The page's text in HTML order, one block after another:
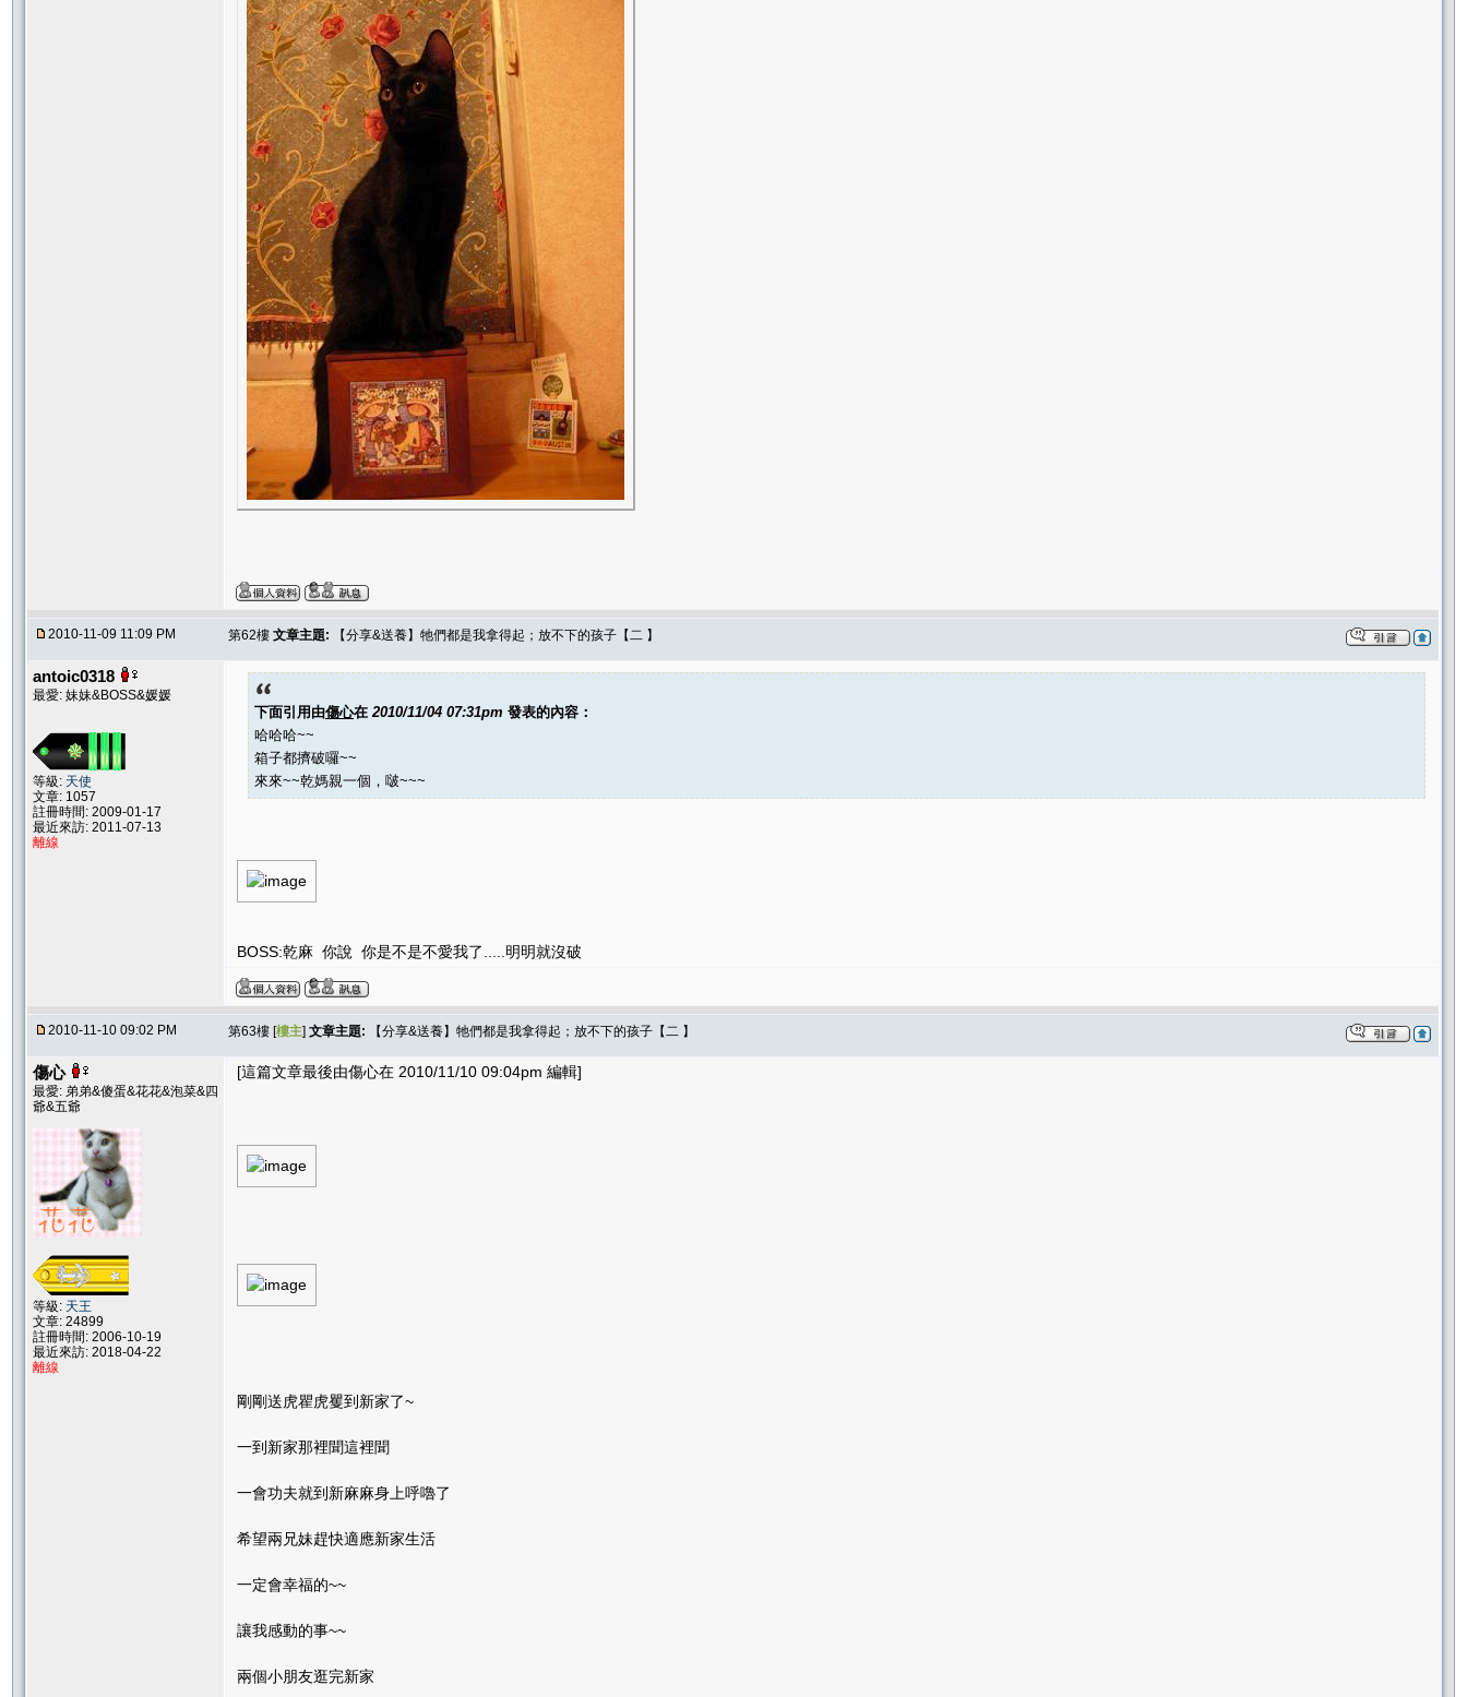
2010-11-09 11:09 PM 第62樓 文章主題: 【分享&送養】牠們都是我拿得起；放不下的孩子【二 】
antoic0318
最愛: 妹妹&BOSS&媛媛
等級: 天使
文章: 1057
註冊時間: 2009-01-17
最近來訪: 2011-07-13
離線
下面引用由傷心在 2010/11/04 07:31pm 發表的內容：
哈哈哈~~
箱子都擠破囉~~
來來~~乾媽親一個，啵~~~
BOSS:乾麻 你說 你是不是不愛我了.....明明就沒破
2010-11-10 09:02 PM 第63樓 [樓主] 文章主題: 【分享&送養】牠們都是我拿得起；放不下的孩子【二 】
傷心
最愛: 弟弟&傻蛋&花花&泡菜&四
爺&五爺
等級: 天王
文章: 24899
註冊時間: 2006-10-19
最近來訪: 2018-04-22
離線
[這篇文章最後由傷心在 2010/11/10 09:04pm 編輯]
剛剛送虎瞿虎矍到新家了~
一到新家那裡聞這裡聞
一會功夫就到新麻麻身上呼嚕了
希望兩兄妹趕快適應新家生活
一定會幸福的~~
讓我感動的事~~
兩個小朋友逛完新家